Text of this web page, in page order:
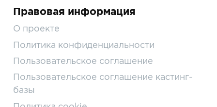
Правовая информация
О проекте
Политика конфиденциальности
Пользовательское соглашение
Пользовательское соглашение кастинг-
базы